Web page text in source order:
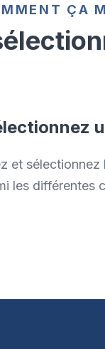
ÇA
et
les différentes